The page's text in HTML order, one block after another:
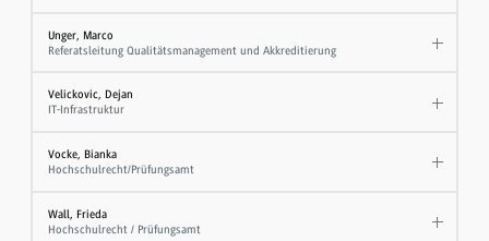
Unger, Marco
Referatsleitung Qualitätsmanagement und Akkreditierung
Velickovic, Dejan
IT-Infrastruktur
Vocke, Bianka
Hochschulrecht/Prüfungsamt
Wall, Frieda
Hochschulrecht / Prüfungsamt